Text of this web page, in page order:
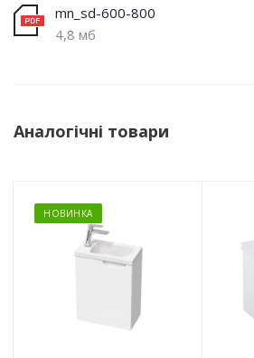
mn_sd-600-800
4,8 мб
Аналогічні товари
НОВИНКА